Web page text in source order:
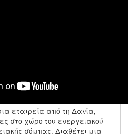
εταιρεία από τη Δανία,
στο χώρο του ενεργειακού
σόμπας. Διαθέτει μια